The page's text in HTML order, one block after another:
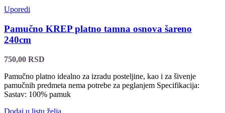
Uporedi
Pamučno KREP platno tamna osnova šareno
240cm
750,00 RSD
Pamučno platno idealno za izradu posteljine, kao i za šivenje
pamučnih predmeta nema potrebe za peglanjem Specifikacija:
Sastav: 100% pamuk
Dodaj u listu želja